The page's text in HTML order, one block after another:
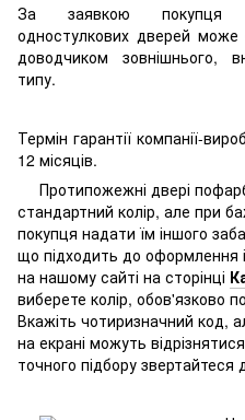
За заявкою покупця
одностулкових дверей може
доводчиком зовнішнього,
типу.
Термін гарантії компанії-
12 місяців.
Протипожежні двері
стандартний колір, але при
покупця надати їм іншого
що підходить до оформлення
на нашому сайті на сторінці
виберете колір, обов'язково
Вкажіть чотиризначний код,
на екрані можуть
точного підбору